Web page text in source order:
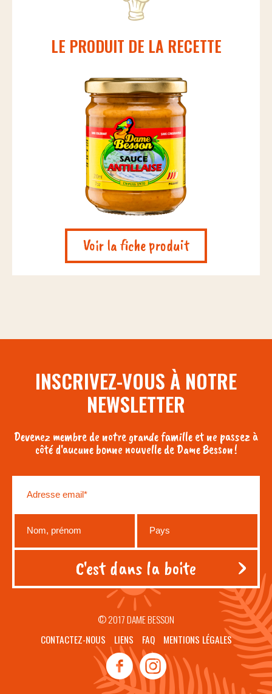
LE PRODUIT DE LA RECETTE
Voir la fiche produit
INSCRIVEZ-VOUS À NOTRE
NEWSLETTER
Devenez membre de notre grande famille et ne passez à
côté d'aucune bonne nouvelle de Dame Besson !
© 2017 DAME BESSON
CONTACTEZ-NOUS
LIENS FAQ MENTIONS LÉGALES